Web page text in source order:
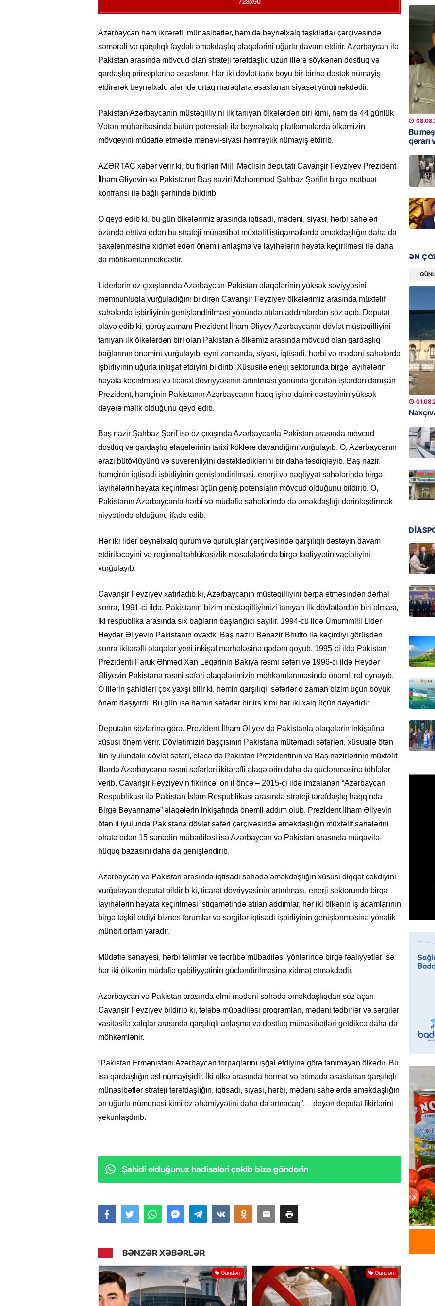
Azərbaycan həm ikitərəfli münasibətlər, həm də beynəlxalq təşkilatlar çərçivəsində
səmərəli və qarşılıqlı faydalı əməkdaşlıq əlaqələrini uğurla davam etdirir. Azərbaycan ilə
Pakistan arasında mövcud olan strateji tərəfdaşlıq uzun illərə söykənən dostluq və
qardaşlıq prinsiplərinə əsaslanır. Hər iki dövlət tarix boyu bir-birinə dəstək nümayiş
etdirərək beynəlxalq aləmdə ortaq maraqlara əsaslanan siyasət yürütməkdədir.
Pakistan Azərbaycanın müstəqilliyini ilk tanıyan ölkələrdən biri kimi, həm də 44 günlük
Vətən müharibəsində bütün potensialı ilə beynəlxalq platformalarda ölkəmizin
mövqeyini müdafiə etməklə mənəvi-siyasi həmrəylik nümayiş etdirib.
AZƏRTAC xəbər verir ki, bu fikirləri Milli Məclisin deputatı Cavanşir Feyziyev Prezident
İlham Əliyevin və Pakistanın Baş naziri Məhəmməd Şahbaz Şərifin birgə mətbuat
konfransı ilə bağlı şərhində bildirib.
O qeyd edib ki, bu gün ölkələrimiz arasında iqtisadi, mədəni, siyasi, hərbi sahələri
özündə ehtiva edən bu strateji münasibət müxtəlif istiqamətlərdə əməkdaşlığın daha da
şaxələnməsinə xidmət edən önəmli anlaşma və layihələrin həyata keçirilməsi ilə daha
da möhkəmlənməkdədir.
Liderlərin öz çıxışlarında Azərbaycan-Pakistan əlaqələrinin yüksək səviyyəsini
məmnunluqla vurğuladığını bildirən Cavanşir Feyziyev ölkələrimiz arasında müxtəlif
sahələrdə işbirliyinin genişləndirilməsi yönündə atılan addımlardan söz açıb. Deputat
əlavə edib ki, görüş zamanı Prezident İlham Əliyev Azərbaycanın dövlət müstəqilliyini
tanıyan ilk ölkələrdən biri olan Pakistanla ölkəmiz arasında mövcud olan qardaşlıq
bağlarının önəmini vurğulayıb, eyni zamanda, siyasi, iqtisadi, hərbi və mədəni sahələrdə
işbirliyinin uğurla inkişaf etdiyini bildirib. Xüsusilə enerji sektorunda birgə layihələrin
həyata keçirilməsi və ticarət dövriyyəsinin artırılması yönündə görülən işlərdən danışan
Prezident, həmçinin Pakistanın Azərbaycanın haqq işinə daimi dəstəyinin yüksək
dəyərə malik olduğunu qeyd edib.
Baş nazir Şahbaz Şərif isə öz çıxışında Azərbaycanla Pakistan arasında mövcud
dostluq və qardaşlıq əlaqələrinin tarixi köklərə dayandığını vurğulayıb. O, Azərbaycanın
ərazi bütövlüyünü və suverenliyini dəstəklədiklərini bir daha təsdiqləyib. Baş nazir,
həmçinin iqtisadi işbirliyinin genişləndirilməsi, enerji və nəqliyyat sahələrində birgə
layihələrin həyata keçirilməsi üçün geniş potensialın mövcud olduğunu bildirib. O,
Pakistanın Azərbaycanla hərbi və müdafiə sahələrində də əməkdaşlığı dərinləşdirmək
niyyətində olduğunu ifadə edib.
Hər iki lider beynəlxalq qurum və quruluşlar çərçivəsində qarşılıqlı dəstəyin davam
etdiriləcəyini və regional təhlükəsizlik məsələlərində birgə fəaliyyətin vacibliyini
vurğulayıb.
Cavanşir Feyziyev xatırladıb ki, Azərbaycanın müstəqilliyini bərpa etməsindən dərhal
sonra, 1991-ci ildə, Pakistanın bizim müstəqilliyimizi tanıyan ilk dövlətlərdən biri olması,
iki respublika arasında sıx bağların başlanğıcı sayılır. 1994-cü ildə Ümummilli Lider
Heydər Əliyevin Pakistanın ovaxtkı Baş naziri Bənazir Bhutto ilə keçirdiyi görüşdən
sonra ikitərəfli əlaqələr yeni inkişaf mərhələsinə qədəm qoyub. 1995-ci ildə Pakistan
Prezidenti Faruk Əhməd Xan Leqarinin Bakıya rəsmi səfəri və 1996-cı ildə Heydər
Əliyevin Pakistana rəsmi səfəri əlaqələrimizin möhkəmlənməsində önəmli rol oynayıb.
O illərin şahidləri çox yaxşı bilir ki, həmin qarşılıqlı səfərlər o zaman bizim üçün böyük
önəm daşıyırdı. Bu gün isə həmin səfərlər bir irs kimi hər iki xalq üçün dəyərlidir.
Deputatın sözlərinə görə, Prezident İlham Əliyev də Pakistanla əlaqələrin inkişafına
xüsusi önəm verir. Dövlətimizin başçısının Pakistana mütəmadi səfərləri, xüsusilə ötən
ilin iyulundakı dövlət səfəri, eləcə də Pakistan Prezidentinin və Baş nazirlərinin müxtəlif
illərdə Azərbaycana rəsmi səfərləri ikitərəfli əlaqələrin daha da güclənməsinə töhfələr
verib. Cavanşir Feyziyevin fikrincə, on il öncə – 2015-ci ildə imzalanan “Azərbaycan
Respublikası ilə Pakistan İslam Respublikası arasında strateji tərəfdaşlıq haqqında
Birgə Bəyannamə” əlaqələrin inkişafında önəmli addım olub. Prezident İlham Əliyevin
ötən il iyulunda Pakistana dövlət səfəri çərçivəsində əməkdaşlığın müxtəlif sahələrini
əhatə edən 15 sənədin mübadiləsi isə Azərbaycan və Pakistan arasında müqavilə-
hüquq bazasını daha da genişləndirib.
Azərbaycan və Pakistan arasında iqtisadi sahədə əməkdaşlığın xüsusi diqqət çəkdiyini
vurğulayan deputat bildirib ki, ticarət dövriyyəsinin artırılması, enerji sektorunda birgə
layihələrin həyata keçirilməsi istiqamətində atılan addımlar, hər iki ölkənin iş adamlarının
birgə təşkil etdiyi biznes forumlar və sərgilər iqtisadi işbirliyinin genişlənməsinə yönəlik
münbit ortam yaradır.
Müdafiə sənayesi, hərbi təlimlər və təcrübə mübadiləsi yönlərində birgə fəaliyyətlər isə
hər iki ölkənin müdafiə qabiliyyətinin gücləndirilməsinə xidmət etməkdədir.
Azərbaycan və Pakistan arasında elmi-mədəni sahədə əməkdaşlıqdan söz açan
Cavanşir Feyziyev bildirib ki, tələbə mübadiləsi proqramları, mədəni tədbirlər və sərgilər
vasitəsilə xalqlar arasında qarşılıqlı anlaşma və dostluq münasibətləri getdikcə daha da
möhkəmlənir.
“Pakistan Ermənistanı Azərbaycan torpaqlarını işğal etdiyinə görə tanımayan ölkədir. Bu
isə qardaşlığın əsl nümayişidir. İki ölkə arasında hörmət və etimada əsaslanan qarşılıqlı
münasibətlər strateji tərəfdaşlığın, iqtisadi, siyasi, hərbi, mədəni sahələrdə əməkdaşlığın
ən uğurlu nümunəsi kimi öz əhəmiyyətini daha da artıracaq”, – deyən deputat fikirlərini
yekunlaşdırıb.
Şahidi olduğunuz hadisələri çəkib bizə göndərin
BƏNZƏR XƏBƏRLƏR
Gündəm Gündəm
GÜNDƏM
qədər
GÜNDƏM
18 il
MANŞET
17
BANNER
Bu
qərarı
GÜNDƏM
MANŞET
şikayət
işıq?
GÜNDƏM
Hərbi
DÜNYA
Ad
ÖZƏL
95
günə
BANNER
Çin
HADISƏ
xərcləri
Dosye
MANŞET
sazişi
ÖZƏL
Tramp
imtina
Bu
qərarı
ƏN